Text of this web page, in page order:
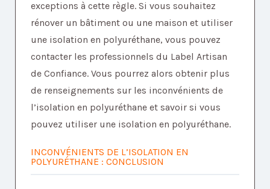
exceptions à cette règle. Si vous souhaitez
rénover un bâtiment ou une maison et utiliser
une isolation en polyuréthane, vous pouvez
contacter les professionnels du Label Artisan
de Confiance. Vous pourrez alors obtenir plus
de renseignements sur les inconvénients de
l’isolation en polyuréthane et savoir si vous
pouvez utiliser une isolation en polyuréthane.
INCONVÉNIENTS DE L’ISOLATION EN
POLYURÉTHANE : CONCLUSION